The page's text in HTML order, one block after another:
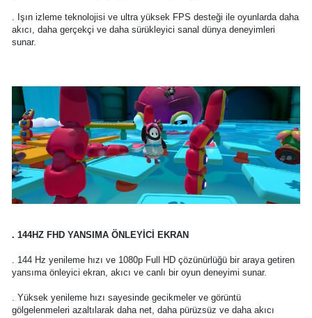
. Işın izleme teknolojisi ve ultra yüksek FPS desteği ile oyunlarda daha
akıcı, daha gerçekçi ve daha sürükleyici sanal dünya deneyimleri
sunar.
. 144HZ FHD YANSIMA ÖNLEYİCİ EKRAN
. 144 Hz yenileme hızı ve 1080p Full HD çözünürlüğü bir araya getiren
yansıma önleyici ekran, akıcı ve canlı bir oyun deneyimi sunar.
. Yüksek yenileme hızı sayesinde gecikmeler ve görüntü
gölgelenmeleri azaltılarak daha net, daha pürüzsüz ve daha akıcı